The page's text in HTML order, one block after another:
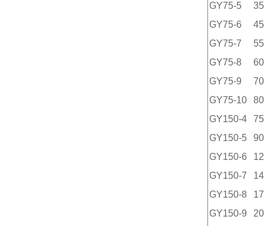
GY75-5
GY75-6
GY75-7
GY75-8
GY75-9
GY75-10
GY150-4
GY150-5
GY150-6
GY150-7
GY150-8
GY150-9